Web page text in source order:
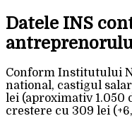
Datele INS
Conform Institutului
national, castigul
lei (aproximativ 1.050
crestere cu 309 lei